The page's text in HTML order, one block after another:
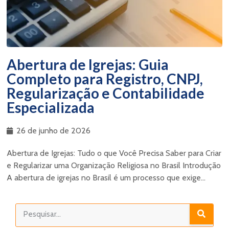
Abertura de Igrejas: Guia
Completo para Registro, CNPJ,
Regularização e Contabilidade
Especializada
26 de junho de 2026
Abertura de Igrejas: Tudo o que Você Precisa Saber para Criar
e Regularizar uma Organização Religiosa no Brasil Introdução
A abertura de igrejas no Brasil é um processo que exige...